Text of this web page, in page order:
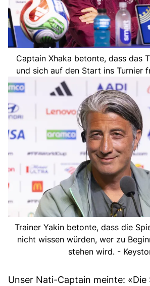
Captain Xhaka betonte, dass das
und sich auf den Start ins Turnier
Trainer Yakin betonte, dass die
nicht wissen würden, wer zu
stehen wird. -
Unser Nati-Captain meinte: «Die